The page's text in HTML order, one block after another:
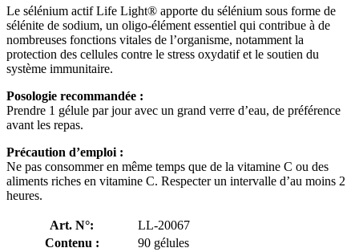
Le sélénium actif Life Light® apporte du sélénium sous forme de
sélénite de sodium, un oligo-élément essentiel qui contribue à de
nombreuses fonctions vitales de l’organisme, notamment la
protection des cellules contre le stress oxydatif et le soutien du
système immunitaire.
Posologie recommandée :
Prendre 1 gélule par jour avec un grand verre d’eau, de préférence
avant les repas.
Précaution d’emploi :
Ne pas consommer en même temps que de la vitamine C ou des
aliments riches en vitamine C. Respecter un intervalle d’au moins 2
heures.
Art. N°:
LL-20067
Contenu :
90 gélules